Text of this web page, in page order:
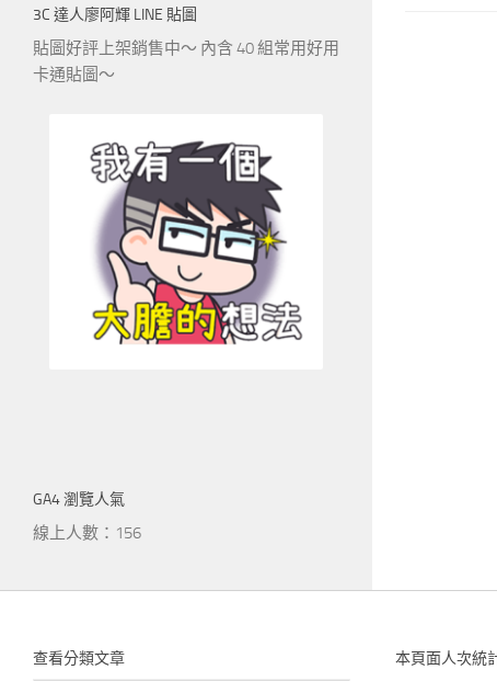
3C 達人廖阿輝 LINE 貼圖
貼圖好評上架銷售中～ 內含 40 組常用好用
卡通貼圖～
GA4 瀏覽人氣
線上人數：156
查看分類文章 本頁面人次統